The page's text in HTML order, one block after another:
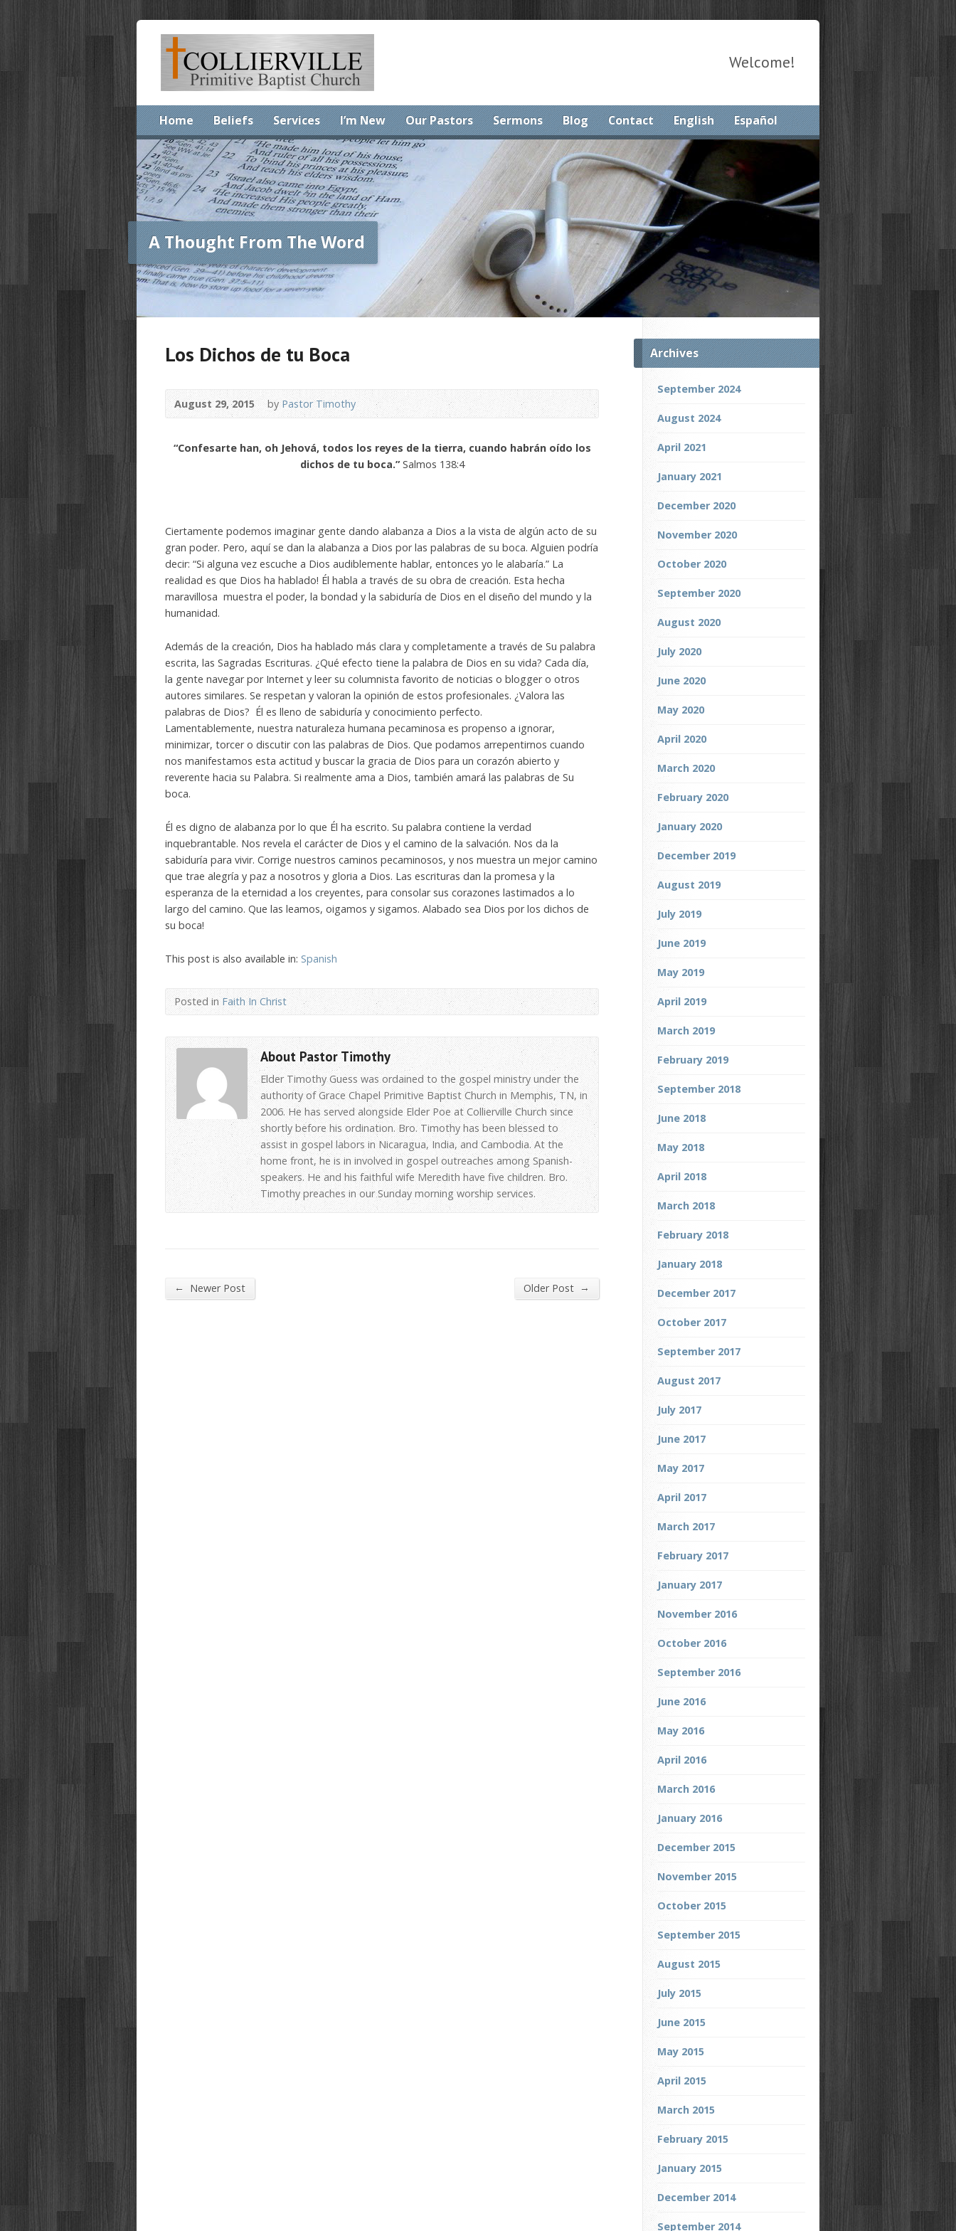
Welcome!
Home Beliefs Services I’m New Our Pastors Sermons Blog Contact English Español
A Thought From The Word
Los Dichos de tu Boca
August 29, 2015 by Pastor Timothy
“Confesarte han, oh Jehová, todos los reyes de la tierra, cuando habrán oído los
dichos de tu boca.” Salmos 138:4
Ciertamente podemos imaginar gente dando alabanza a Dios a la vista de algún acto de su
gran poder. Pero, aquí se dan la alabanza a Dios por las palabras de su boca. Alguien podría
decir: “Si alguna vez escuche a Dios audiblemente hablar, entonces yo le alabaría.” La
realidad es que Dios ha hablado! Él habla a través de su obra de creación. Esta hecha
maravillosa muestra el poder, la bondad y la sabiduría de Dios en el diseño del mundo y la
humanidad.
Además de la creación, Dios ha hablado más clara y completamente a través de Su palabra
escrita, las Sagradas Escrituras. ¿Qué efecto tiene la palabra de Dios en su vida? Cada día,
la gente navegar por Internet y leer su columnista favorito de noticias o blogger o otros
autores similares. Se respetan y valoran la opinión de estos profesionales. ¿Valora las
palabras de Dios? Él es lleno de sabiduría y conocimiento perfecto.
Lamentablemente, nuestra naturaleza humana pecaminosa es propenso a ignorar,
minimizar, torcer o discutir con las palabras de Dios. Que podamos arrepentirnos cuando
nos manifestamos esta actitud y buscar la gracia de Dios para un corazón abierto y
reverente hacia su Palabra. Si realmente ama a Dios, también amará las palabras de Su
boca.
Él es digno de alabanza por lo que Él ha escrito. Su palabra contiene la verdad
inquebrantable. Nos revela el carácter de Dios y el camino de la salvación. Nos da la
sabiduría para vivir. Corrige nuestros caminos pecaminosos, y nos muestra un mejor camino
que trae alegría y paz a nosotros y gloria a Dios. Las escrituras dan la promesa y la
esperanza de la eternidad a los creyentes, para consolar sus corazones lastimados a lo
largo del camino. Que las leamos, oigamos y sigamos. Alabado sea Dios por los dichos de
su boca!
This post is also available in: Spanish
Posted inFaith In Christ
About Pastor Timothy
Elder Timothy Guess was ordained to the gospel ministry under the
authority of Grace Chapel Primitive Baptist Church in Memphis, TN, in
2006. He has served alongside Elder Poe at Collierville Church since
shortly before his ordination. Bro. Timothy has been blessed to
assist in gospel labors in Nicaragua, India, and Cambodia. At the
home front, he is in involved in gospel outreaches among Spanish-
speakers. He and his faithful wife Meredith have five children. Bro.
Timothy preaches in our Sunday morning worship services.
← Newer Post Older Post →
Archives
September 2024
August 2024
April 2021
January 2021
December 2020
November 2020
October 2020
September 2020
August 2020
July 2020
June 2020
May 2020
April 2020
March 2020
February 2020
January 2020
December 2019
August 2019
July 2019
June 2019
May 2019
April 2019
March 2019
February 2019
September 2018
June 2018
May 2018
April 2018
March 2018
February 2018
January 2018
December 2017
October 2017
September 2017
August 2017
July 2017
June 2017
May 2017
April 2017
March 2017
February 2017
January 2017
November 2016
October 2016
September 2016
June 2016
May 2016
April 2016
March 2016
January 2016
December 2015
November 2015
October 2015
September 2015
August 2015
July 2015
June 2015
May 2015
April 2015
March 2015
February 2015
January 2015
December 2014
September 2014